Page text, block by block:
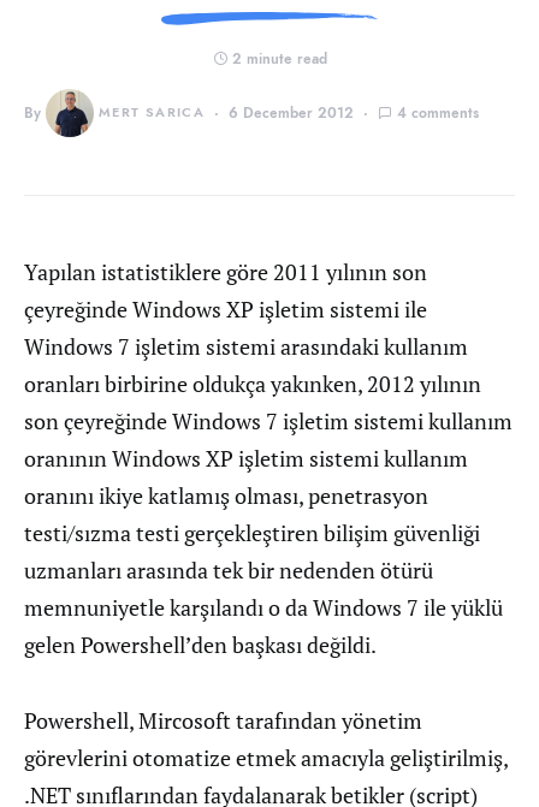
2 minute read
By MERT SARICA 6 December 2012 4 comments
Yapılan istatistiklere göre 2011 yılının son
çeyreğinde Windows XP işletim sistemi ile
Windows 7 işletim sistemi arasındaki kullanım
oranları birbirine oldukça yakınken, 2012 yılının
son çeyreğinde Windows 7 işletim sistemi kullanım
oranının Windows XP işletim sistemi kullanım
oranını ikiye katlamış olması, penetrasyon
testi/sızma testi gerçekleştiren bilişim güvenliği
uzmanları arasında tek bir nedenden ötürü
memnuniyetle karşılandı o da Windows 7 ile yüklü
gelen Powershell’den başkası değildi.
Powershell, Mircosoft tarafından yönetim
görevlerini otomatize etmek amacıyla geliştirilmiş,
.NET sınıflarından faydalanarak betikler (script)